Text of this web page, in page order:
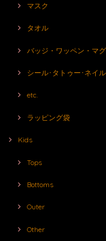
マスク
タオル
バッジ・ワッペン・マ
シール･タトゥー･ネイル
etc.
ラッピング袋
Kids
Tops
Bottoms
Outer
Other